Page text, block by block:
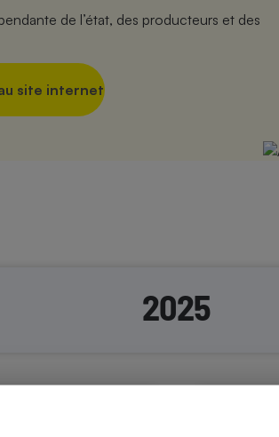
de l’état, des producteurs et des
site internet
2025